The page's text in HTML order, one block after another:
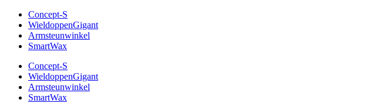
Concept-S
WieldoppenGigant
Armsteunwinkel
SmartWax
Concept-S
WieldoppenGigant
Armsteunwinkel
SmartWax